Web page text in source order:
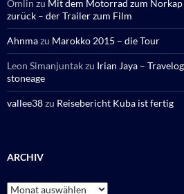
Omlin zu Mit dem Motorrad zum
zurück – der Trailer zum Film
Ahnmazu Marokko 2015 – die Tour
Leon Simanjuntakzu Irian Jaya –
stoneage
vallee38zu Reisebericht Kuba ist fertig
ARCHIV
Archiv